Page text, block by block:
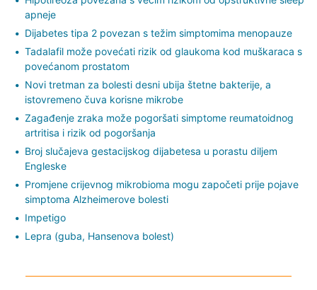
apneje
Dijabetes tipa 2 povezan s težim simptomima menopauze
Tadalafil može povećati rizik od glaukoma kod muškaraca s
povećanom prostatom
Novi tretman za bolesti desni ubija štetne bakterije, a
istovremeno čuva korisne mikrobe
Zagađenje zraka može pogoršati simptome reumatoidnog
artritisa i rizik od pogoršanja
Broj slučajeva gestacijskog dijabetesa u porastu diljem
Engleske
Promjene crijevnog mikrobioma mogu započeti prije pojave
simptoma Alzheimerove bolesti
Impetigo
Lepra (guba, Hansenova bolest)